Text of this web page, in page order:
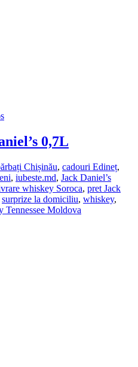
0,7L
Chișinău, cadouri Edineț,
, iubeste.md, Jack Daniel’s
whiskey Soroca, pret Jack
surprize la domiciliu, whiskey,
Tennessee Moldova